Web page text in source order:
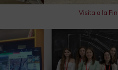
Visita a la